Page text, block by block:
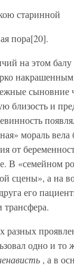
старинной
пора[20].
на этом
сыновние
близость и
мораль вела
от
В «семейном
сцены», а на
его
трансфера.
разных
одно и то
, а в